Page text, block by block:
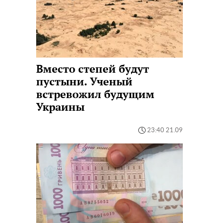
Вместо степей будут
пустыни. Ученый
встревожил будущим
Украины
23:40 21.09